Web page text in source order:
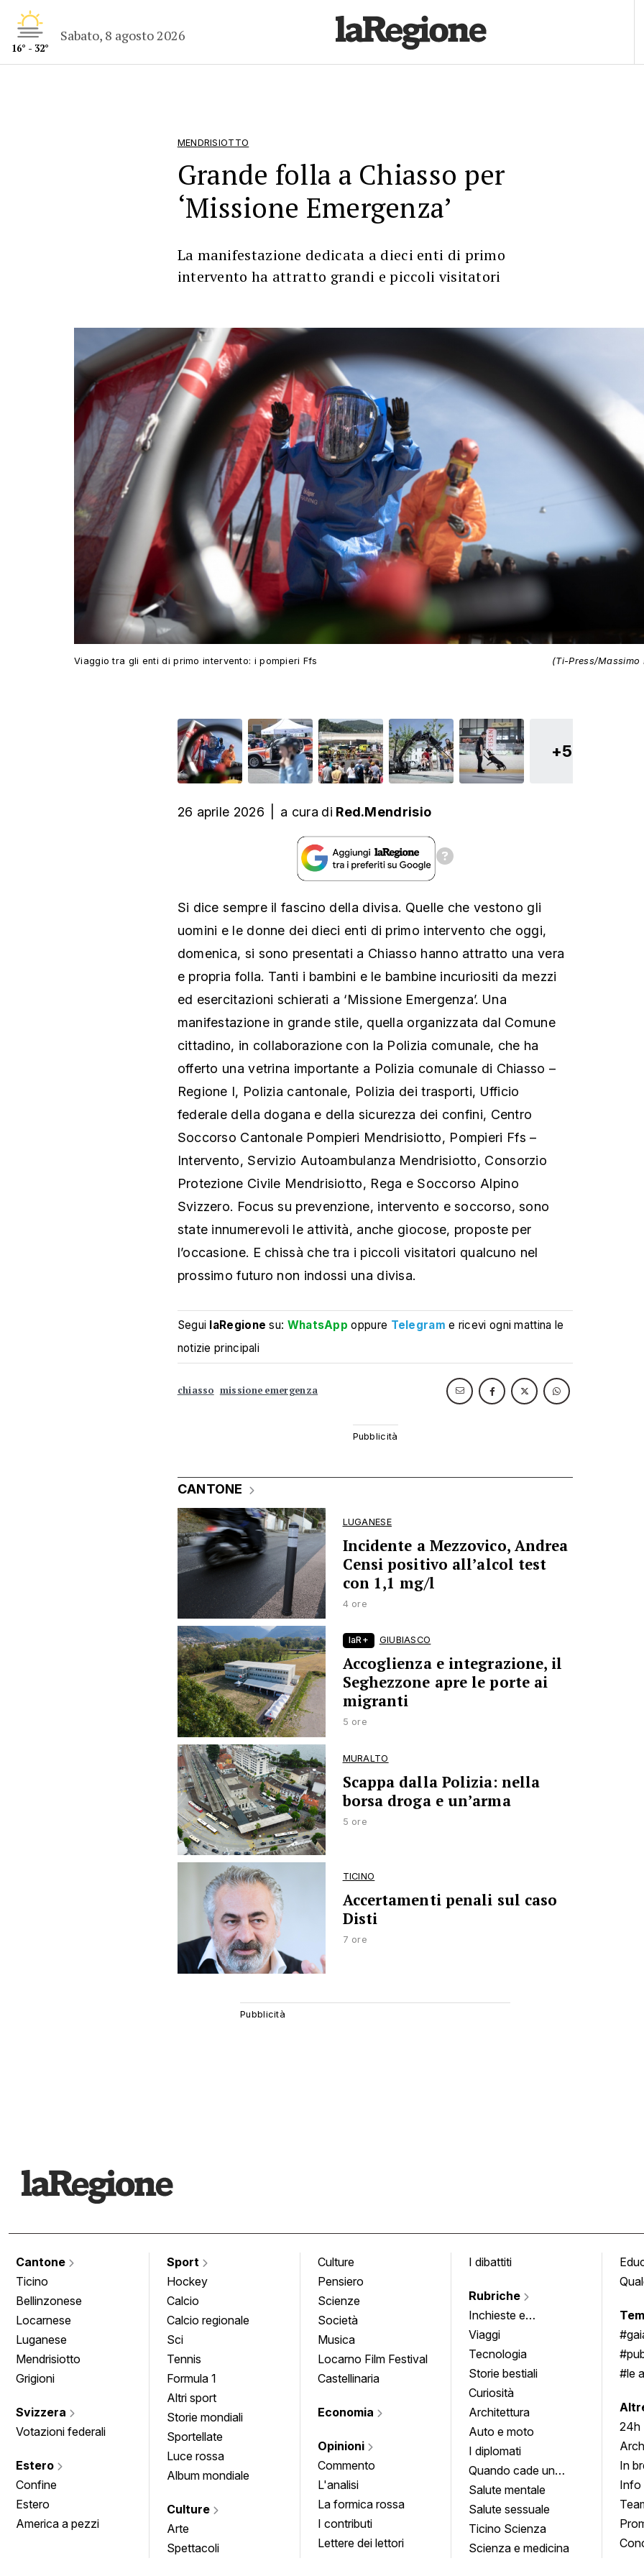
16° - 32°
Sabato, 8 agosto 2026
MENDRISIOTTO
Grande folla a Chiasso per
‘Missione Emergenza’
La manifestazione dedicata a dieci enti di primo
intervento ha attratto grandi e piccoli visitatori
Viaggio tra gli enti di primo intervento: i pompieri Ffs (Ti-Press/Massimo
+5
26 aprile 2026 a cura di Red.Mendrisio
Si dice sempre il fascino della divisa. Quelle che vestono gli
uomini e le donne dei dieci enti di primo intervento che oggi,
domenica, si sono presentati a Chiasso hanno attratto una vera
e propria folla. Tanti i bambini e le bambine incuriositi da mezzi
ed esercitazioni schierati a ‘Missione Emergenza’. Una
manifestazione in grande stile, quella organizzata dal Comune
cittadino, in collaborazione con la Polizia comunale, che ha
offerto una vetrina importante a Polizia comunale di Chiasso –
Regione I, Polizia cantonale, Polizia dei trasporti, Ufficio
federale della dogana e della sicurezza dei confini, Centro
Soccorso Cantonale Pompieri Mendrisiotto, Pompieri Ffs –
Intervento, Servizio Autoambulanza Mendrisiotto, Consorzio
Protezione Civile Mendrisiotto, Rega e Soccorso Alpino
Svizzero. Focus su prevenzione, intervento e soccorso, sono
state innumerevoli le attività, anche giocose, proposte per
l’occasione. E chissà che tra i piccoli visitatori qualcuno nel
prossimo futuro non indossi una divisa.
Segui laRegione su: WhatsApp oppure Telegram e ricevi ogni mattina le
notizie principali
chiasso missione emergenza
CANTONE
LUGANESE
Incidente a Mezzovico, Andrea
Censi positivo all’alcol test
con 1,1 mg/l
4 ore
laR+ GIUBIASCO
Accoglienza e integrazione, il
Seghezzone apre le porte ai
migranti
5 ore
MURALTO
Scappa dalla Polizia: nella
borsa droga e un’arma
5 ore
TICINO
Accertamenti penali sul caso
Disti
7 ore
Cantone
Ticino
Bellinzonese
Locarnese
Luganese
Mendrisiotto
Grigioni
Svizzera
Votazioni federali
Estero
Confine
Estero
America a pezzi
Sport
Hockey
Calcio
Calcio regionale
Sci
Tennis
Formula 1
Altri sport
Storie mondiali
Sportellate
Luce rossa
Album mondiale
Culture
Arte
Spettacoli
Culture
Pensiero
Scienze
Società
Musica
Locarno Film Festival
Castellinaria
Economia
Opinioni
Commento
L'analisi
La formica rossa
I contributi
Lettere dei lettori
I dibattiti
Rubriche
Inchieste e
approfondimenti
Viaggi
Tecnologia
Storie bestiali
Curiosità
Architettura
Auto e moto
I diplomati
Quando cade un
quadro
Salute mentale
Salute sessuale
Ticino Scienza
Scienza e medicina
#le
24h
In
Info